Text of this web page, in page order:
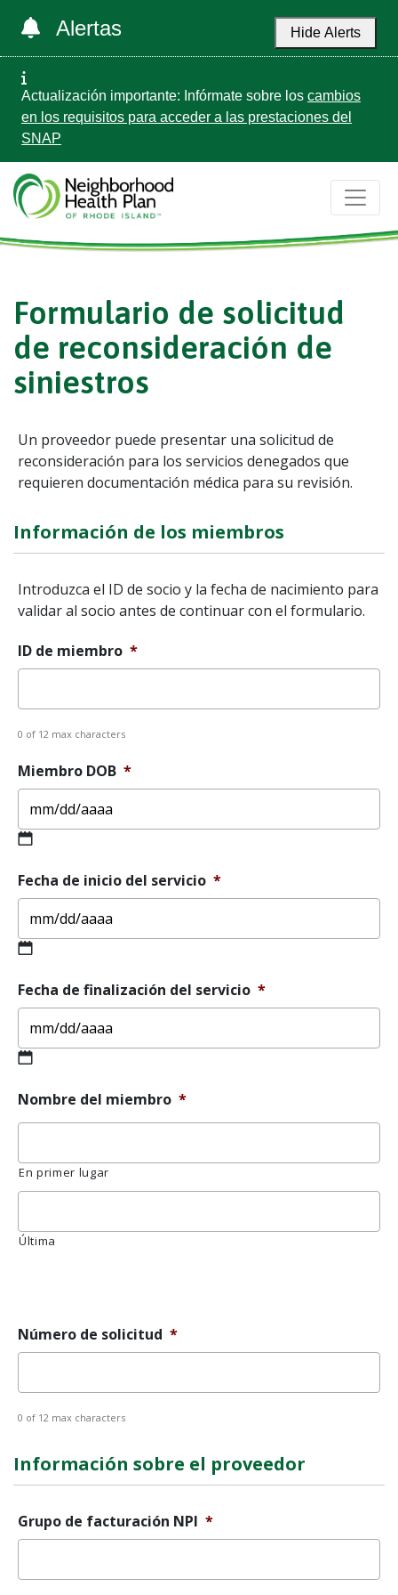
Alertas Hide Alerts
Actualización importante: Infórmate sobre los cambios
en los requisitos para acceder a las prestaciones del
SNAP
Formulario de solicitud
de reconsideración de
siniestros
Un proveedor puede presentar una solicitud de
reconsideración para los servicios denegados que
requieren documentación médica para su revisión.
Información de los miembros
Introduzca el ID de socio y la fecha de nacimiento para
validar al socio antes de continuar con el formulario.
ID de miembro *
0 of 12 max characters
Miembro DOB *
barra
oblicua
DD
barra
AAAA
Fecha de inicio del servicio *
barra
oblicua
DD
barra
AAAA
Fecha de finalización del servicio *
barra
oblicua
barra
oblicua
Nombre del miembro *
En primer lugar
Última
Número de solicitud *
0 of 12 max characters
Información sobre el proveedor
Grupo de facturación NPI *